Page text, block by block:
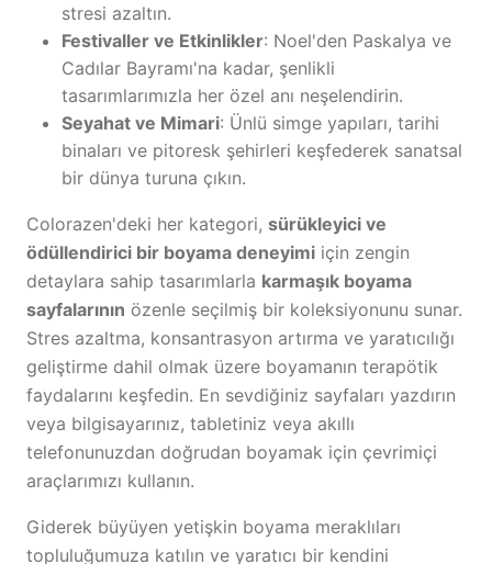
stresi azaltın.
Festivaller ve Etkinlikler: Noel'den Paskalya ve
Cadılar Bayramı'na kadar, şenlikli
tasarımlarımızla her özel anı neşelendirin.
Seyahat ve Mimari: Ünlü simge yapıları, tarihi
binaları ve pitoresk şehirleri keşfederek sanatsal
bir dünya turuna çıkın.
Colorazen'deki her kategori, sürükleyici ve
ödüllendirici bir boyama deneyimi için zengin
detaylara sahip tasarımlarla karmaşık boyama
sayfalarının özenle seçilmiş bir koleksiyonunu sunar.
Stres azaltma, konsantrasyon artırma ve yaratıcılığı
geliştirme dahil olmak üzere boyamanın terapötik
faydalarını keşfedin. En sevdiğiniz sayfaları yazdırın
veya bilgisayarınız, tabletiniz veya akıllı
telefonunuzdan doğrudan boyamak için çevrimiçi
araçlarımızı kullanın.
Giderek büyüyen yetişkin boyama meraklıları
topluluğumuza katılın ve yaratıcı bir kendini